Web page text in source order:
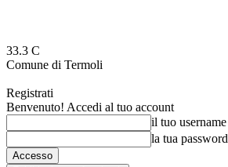
33.3 C
Comune di Termoli
Registrati
Benvenuto! Accedi al tuo account
il tuo username
la tua password